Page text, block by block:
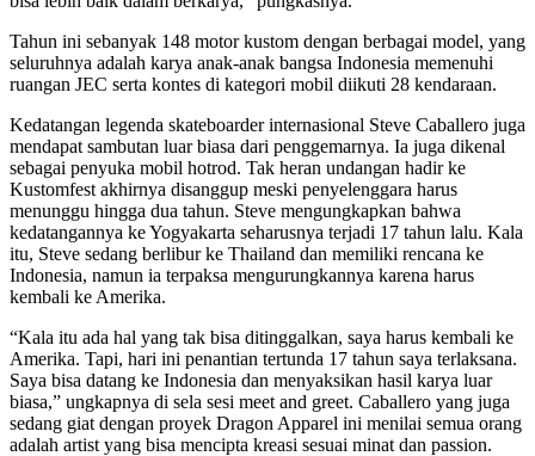
Tahun ini sebanyak 148 motor kustom dengan berbagai model, yang
seluruhnya adalah karya anak-anak bangsa Indonesia memenuhi
ruangan JEC serta kontes di kategori mobil diikuti 28 kendaraan.
Kedatangan legenda skateboarder internasional Steve Caballero juga
mendapat sambutan luar biasa dari penggemarnya. Ia juga dikenal
sebagai penyuka mobil hotrod. Tak heran undangan hadir ke
Kustomfest akhirnya disanggup meski penyelenggara harus
menunggu hingga dua tahun. Steve mengungkapkan bahwa
kedatangannya ke Yogyakarta seharusnya terjadi 17 tahun lalu. Kala
itu, Steve sedang berlibur ke Thailand dan memiliki rencana ke
Indonesia, namun ia terpaksa mengurungkannya karena harus
kembali ke Amerika.
“Kala itu ada hal yang tak bisa ditinggalkan, saya harus kembali ke
Amerika. Tapi, hari ini penantian tertunda 17 tahun saya terlaksana.
Saya bisa datang ke Indonesia dan menyaksikan hasil karya luar
biasa,” ungkapnya di sela sesi meet and greet. Caballero yang juga
sedang giat dengan proyek Dragon Apparel ini menilai semua orang
adalah artist yang bisa mencipta kreasi sesuai minat dan passion.